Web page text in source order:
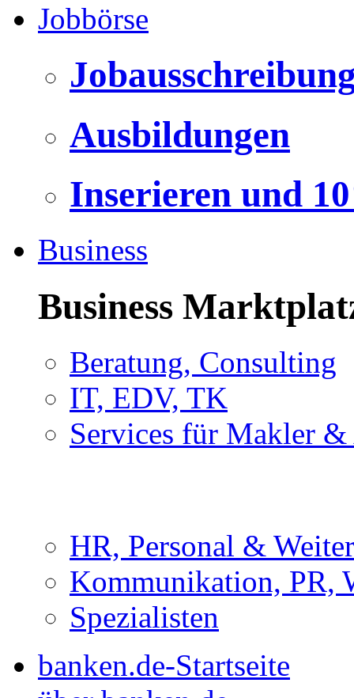
Jobbörse
Ausbildungen
Inserieren und
Business
Business
Beratung, Consulting
IT, EDV, TK
Services für Makler &
HR, Personal &
Kommunikation, PR,
Spezialisten
banken.de-Startseite